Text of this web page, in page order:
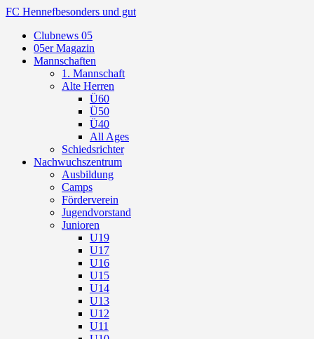
FC Hennefbesonders und gut
Clubnews 05
05er Magazin
Mannschaften
1. Mannschaft
Alte Herren
Ü60
Ü50
Ü40
All Ages
Schiedsrichter
Nachwuchszentrum
Ausbildung
Camps
Förderverein
Jugendvorstand
Junioren
U19
U17
U16
U15
U14
U13
U12
U11